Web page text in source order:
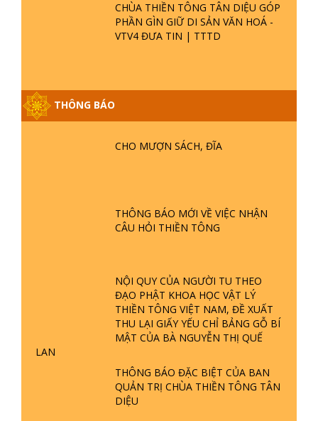
CHÙA THIỀN TÔNG TÂN DIỆU GÓP
PHẦN GÌN GIỮ DI SẢN VĂN HOÁ -
VTV4 ĐƯA TIN | TTTD
THÔNG BÁO
CHO MƯỢN SÁCH, ĐĨA
THÔNG BÁO MỚI VỀ VIỆC NHẬN
CÂU HỎI THIỀN TÔNG
NỘI QUY CỦA NGƯỜI TU THEO
ĐẠO PHẬT KHOA HỌC VẬT LÝ
THIỀN TÔNG VIỆT NAM, ĐỀ XUẤT
THU LẠI GIẤY YẾU CHỈ BẢNG GỖ BÍ
MẬT CỦA BÀ NGUYỄN THỊ QUẾ
LAN
THÔNG BÁO ĐẶC BIỆT CỦA BAN
QUẢN TRỊ CHÙA THIỀN TÔNG TÂN
DIỆU
GIẢI ĐÁP ĐẶC BIỆT P24 - TÁNH PHẬT
TTTD
GIẢI ĐÁP ĐẶC BIỆT P23 - THIÊN
ĐÀNG Ở ĐÂU? ĐỊA NGỤC Ở ĐÂU?
ĐỨC CHÚA TRỜI LÀ AI? QUỶ SA
TĂNG? | TTTD
GIẢI ĐÁP THIỀN TÔNG ĐẶC BIỆT P22
- TẠI SAO TRÁI ĐẤT NHIỀU THIÊN TAI
- LŨ LỤT - HỎA HOẠN | TTTD